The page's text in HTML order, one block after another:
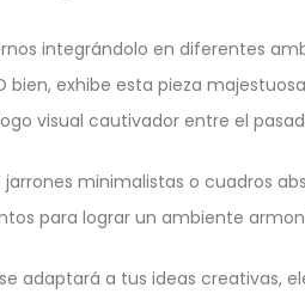
integrándolo en diferentes
exhibe esta pieza
visual cautivador entre el
minimalistas o cuadros
para lograr un ambiente
adaptará a tus ideas creativas,